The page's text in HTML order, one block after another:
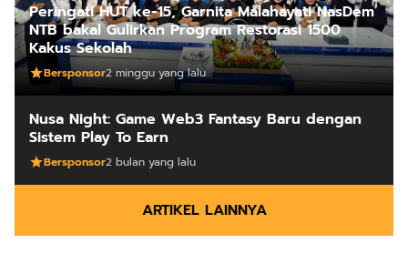
Peringati HUT ke-15, Garnita Malahayati NasDem
NTB bakal Gulirkan Program Restorasi 1500
Kakus Sekolah
Bersponsor2 minggu yang lalu
Nusa Night: Game Web3 Fantasy Baru dengan
Sistem Play To Earn
Bersponsor2 bulan yang lalu
ARTIKEL LAINNYA